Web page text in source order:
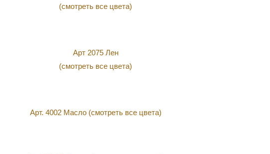
(смотреть все цвета)
Арт 2075 Лен
(смотреть все цвета)
Арт. 4002 Масло (смотреть все цвета)